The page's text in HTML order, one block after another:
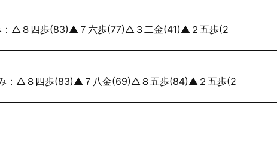
：△８四歩(83)▲７六歩(77)△３二金(41)▲２五歩(2
：△８四歩(83)▲７八金(69)△８五歩(84)▲２五歩(2